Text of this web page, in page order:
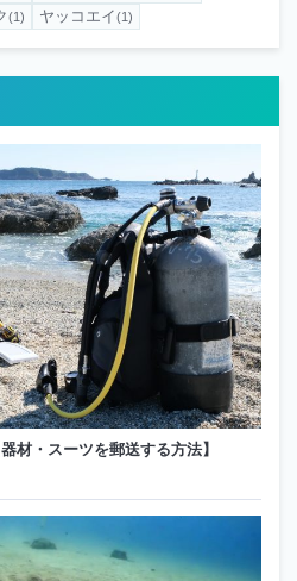
(1) ヤッコエイ(1)
材・スーツを郵送する方法】